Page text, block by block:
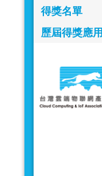
得獎名單
歷屆得獎應用